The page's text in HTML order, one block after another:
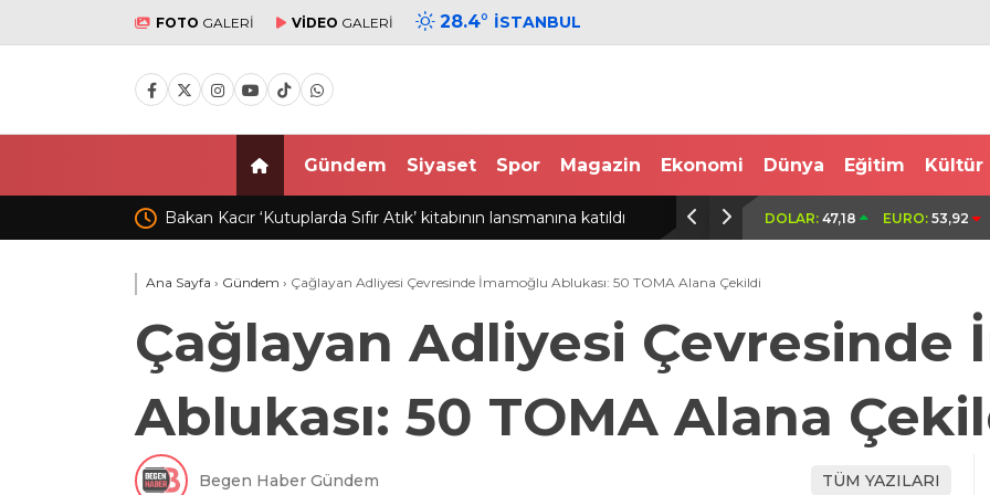
FOTO GALERİ VİDEO GALERİ 28.4° İSTANBUL
Gündem Siyaset Spor Magazin Ekonomi Dünya Eğitim Kültür
lansmanına katıldı Trabzon’da Salah’ı gülümseten teklif 30 yıllık çift, aynı gün yaşamını
DOLAR: 47,18 EURO: 53,92
Ana Sayfa › Gündem › Çağlayan Adliyesi Çevresinde İmamoğlu Ablukası: 50 TOMA Alana Çekildi
Çağlayan Adliyesi Çevresinde
Ablukası: 50 TOMA Alana
Begen Haber Gündem TÜM YAZILARI